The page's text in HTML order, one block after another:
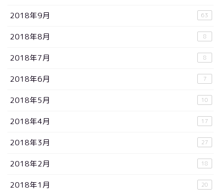
2018年9月 63
2018年8月 8
2018年7月 8
2018年6月 7
2018年5月 10
2018年4月 17
2018年3月 27
2018年2月 18
2018年1月 20